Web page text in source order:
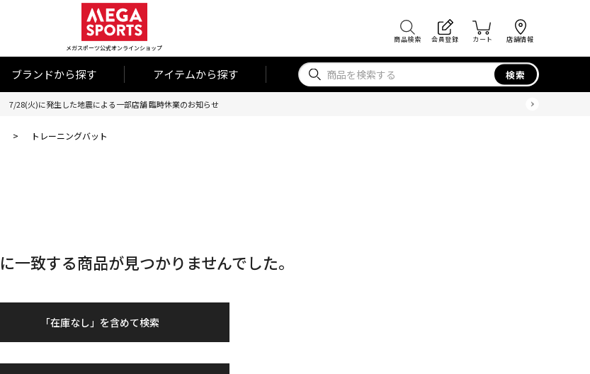
メガスポーツ公式オンラインショップ
商品検索 会員登録 カート 店舗情報
ブランドから探す アイテムから探す 検索
7/28(火)に発生した地震による一部店舗 臨時休業のお知らせ
> トレーニングバット
一致する商品が見つかりませんでした。
「在庫なし」を含めて検索